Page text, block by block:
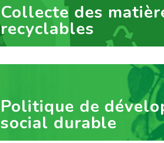
Collecte des
recyclables
Politique de
social durable